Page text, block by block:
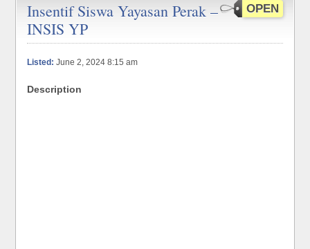
OPEN
Insentif Siswa Yayasan Perak –
INSIS YP
Listed: June 2, 2024 8:15 am
Description